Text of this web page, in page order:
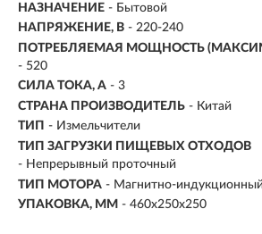
НАЗНАЧЕНИЕ - Бытовой
НАПРЯЖЕНИЕ, В - 220-240
ПОТРЕБЛЯЕМАЯ МОЩНОСТЬ
- 520
СИЛА ТОКА, А - 3
СТРАНА ПРОИЗВОДИТЕЛЬ - Китай
ТИП - Измельчители
ТИП ЗАГРУЗКИ ПИЩЕВЫХ ОТХОДОВ
- Непрерывный проточный
ТИП МОТОРА - Магнитно-
УПАКОВКА, ММ - 460x250x250